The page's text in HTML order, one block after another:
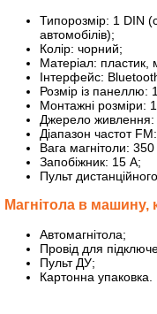
Типорозмір: 1 DIN
автомобілів);
Колір: чорний;
Матеріал: пластик,
Інтерфейс:
Розмір із панеллю:
Монтажні розміри:
Джерело живлення:
Діапазон частот
Вага магнітоли: 350
Запобіжник: 15 А;
Пульт
Магнітола в машину,
Автомагнітола;
Провід для
Пульт ДУ;
Картонна упаковка.